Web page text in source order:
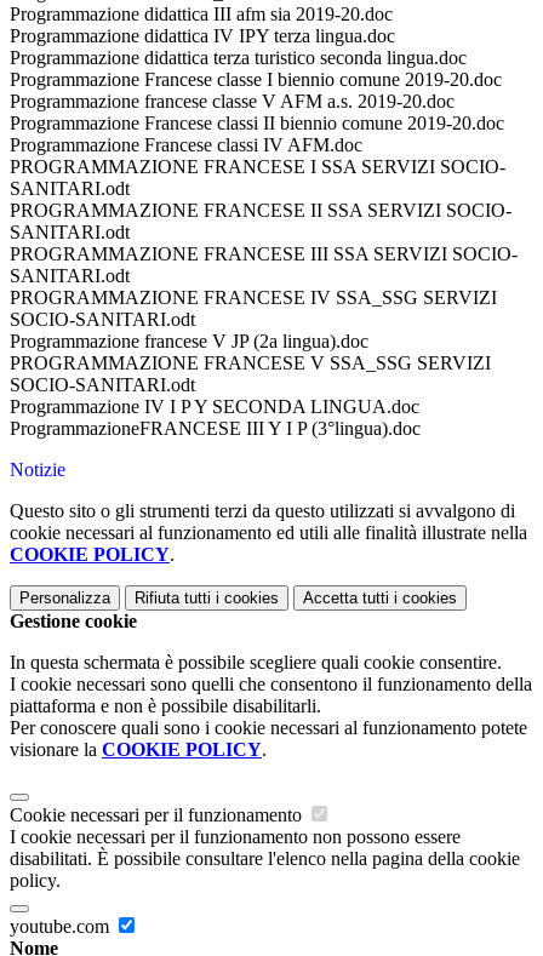
Programmazione didattica III afm sia 2019-20.doc
Programmazione didattica IV IPY terza lingua.doc
Programmazione didattica terza turistico seconda lingua.doc
Programmazione Francese classe I biennio comune 2019-20.doc
Programmazione francese classe V AFM a.s. 2019-20.doc
Programmazione Francese classi II biennio comune 2019-20.doc
Programmazione Francese classi IV AFM.doc
PROGRAMMAZIONE FRANCESE I SSA SERVIZI SOCIO-
SANITARI.odt
PROGRAMMAZIONE FRANCESE II SSA SERVIZI SOCIO-
SANITARI.odt
PROGRAMMAZIONE FRANCESE III SSA SERVIZI SOCIO-
SANITARI.odt
PROGRAMMAZIONE FRANCESE IV SSA_SSG SERVIZI
SOCIO-SANITARI.odt
Programmazione francese V JP (2a lingua).doc
PROGRAMMAZIONE FRANCESE V SSA_SSG SERVIZI
SOCIO-SANITARI.odt
Programmazione IV I P Y SECONDA LINGUA.doc
ProgrammazioneFRANCESE III Y I P (3°lingua).doc
Notizie
Questo sito o gli strumenti terzi da questo utilizzati si avvalgono di
cookie necessari al funzionamento ed utili alle finalità illustrate nella
COOKIE POLICY.
Personalizza Rifiuta tutti i cookies Accetta tutti i cookies
Gestione cookie
In questa schermata è possibile scegliere quali cookie consentire.
I cookie necessari sono quelli che consentono il funzionamento della
piattaforma e non è possibile disabilitarli.
Per conoscere quali sono i cookie necessari al funzionamento potete
visionare la COOKIE POLICY.
Cookie necessari per il funzionamento
I cookie necessari per il funzionamento non possono essere
disabilitati. È possibile consultare l'elenco nella pagina della cookie
policy.
youtube.com
Nome